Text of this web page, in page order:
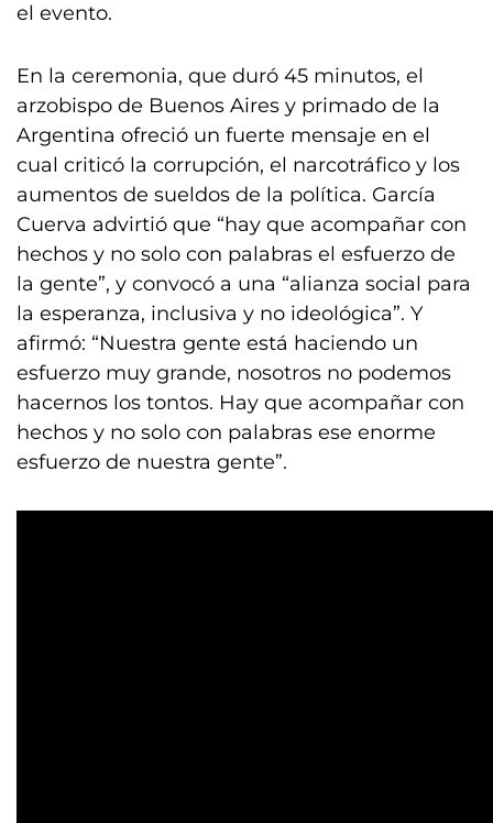
el evento.
En la ceremonia, que duró 45 minutos, el
arzobispo de Buenos Aires y primado de la
Argentina ofreció un fuerte mensaje en el
cual criticó la corrupción, el narcotráfico y los
aumentos de sueldos de la política. García
Cuerva advirtió que “hay que acompañar con
hechos y no solo con palabras el esfuerzo de
la gente”, y convocó a una “alianza social para
la esperanza, inclusiva y no ideológica”. Y
afirmó: “Nuestra gente está haciendo un
esfuerzo muy grande, nosotros no podemos
hacernos los tontos. Hay que acompañar con
hechos y no solo con palabras ese enorme
esfuerzo de nuestra gente”.